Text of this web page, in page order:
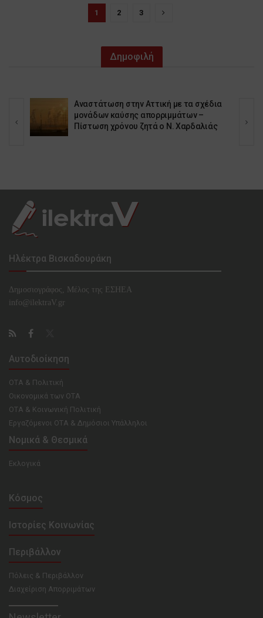
1 2 3
Δημοφιλή
Αναστάτωση στην Αττική με τα σχέδια
μονάδων καύσης απορριμμάτων –
Πίστωση χρόνου ζητά ο Ν. Χαρδαλιάς
Ηλέκτρα Βισκαδουράκη
Δημοσιογράφος, Μέλος της ΕΣHΕΑ
info@ilektraV.gr
Αυτοδιοίκηση
ΟΤΑ & Πολιτική
Οικονομικά των ΟΤΑ
ΟΤΑ & Κοινωνική Πολιτική
Εργαζόμενοι ΟΤΑ & Δημόσιοι Υπάλληλοι
Νομικά & Θεσμικά
Εκλογικά
Κόσμος
Ιστορίες Κοινωνίας
Περιβάλλον
Πόλεις & Περιβάλλον
Διαχείριση Απορριμάτων